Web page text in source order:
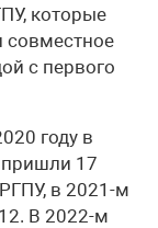
которые
совместное
с первого
году в
17
в 2021-м
В 2022-м